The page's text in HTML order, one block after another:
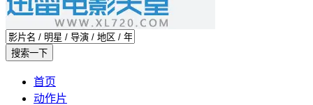
首页
动作片